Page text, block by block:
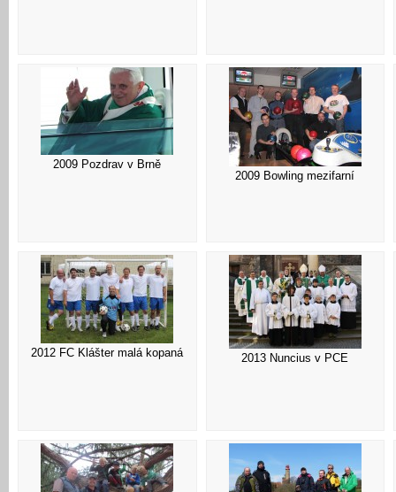
2009 Pozdrav v Brně
2009 Bowling mezifarní
2012 FC Klášter malá kopaná 2013 Nuncius v PCE